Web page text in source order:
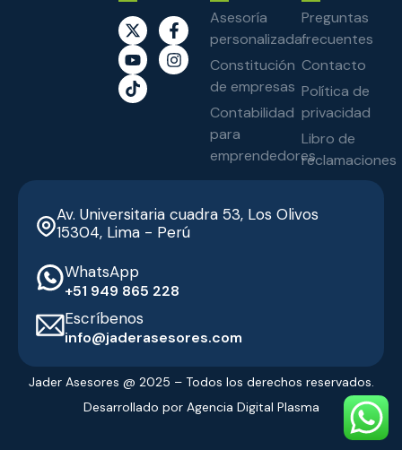
Asesoría
personalizada
Constitución
de empresas
Contabilidad
para
emprendedores
Preguntas
frecuentes
Contacto
Política de
privacidad
Libro de
reclamaciones
Av. Universitaria cuadra 53, Los Olivos
15304, Lima - Perú
WhatsApp
‭+51 949 865 228‬
Escríbenos
info@jaderasesores.com
Jader Asesores @ 2025 – Todos los derechos reservados.
Desarrollado por Agencia Digital Plasma